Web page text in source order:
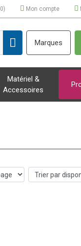
0) Mon compte
Marques
Matériel &
Accessoires